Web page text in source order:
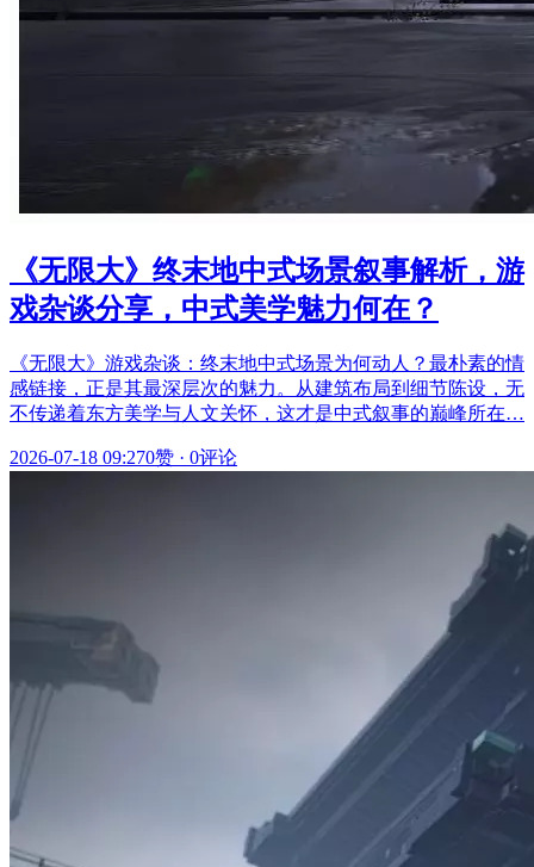
《无限大》终末地中式场景叙事解析，游
戏杂谈分享，中式美学魅力何在？
《无限大》游戏杂谈：终末地中式场景为何动人？最朴素的情
感链接，正是其最深层次的魅力。从建筑布局到细节陈设，无
不传递着东方美学与人文关怀，这才是中式叙事的巅峰所在…
2026-07-18 09:270赞 · 0评论